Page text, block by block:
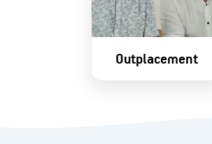
Outplacement